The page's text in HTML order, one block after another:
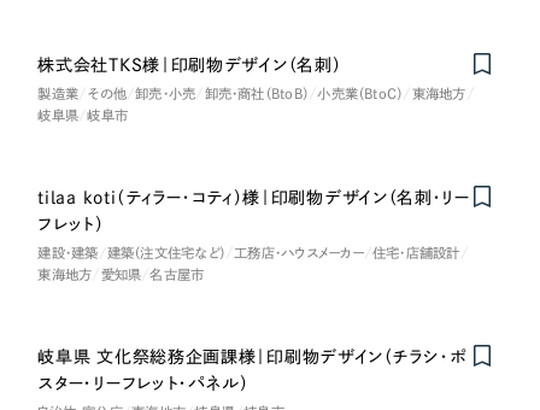
株式会社TKS様｜印刷物デザイン（名刺）
製造業 その他 卸売・小売 卸売・商社（BtoB） 小売業（BtoC）
東海地方
岐阜県
岐阜市
tilaa koti（ティラー・コティ）様｜印刷物デザイン（名刺・リー
フレット）
建設・建築 建築（注文住宅など） 工務店・ハウスメーカー
住宅・店舗設計
東海地方
愛知県 名古屋市
岐阜県 文化祭総務企画課様｜印刷物デザイン（チラシ・ポ
スター・リーフレット・パネル）